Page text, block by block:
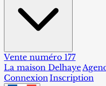
Vente numéro 177
La maison Delhaye
ConnexionInscription